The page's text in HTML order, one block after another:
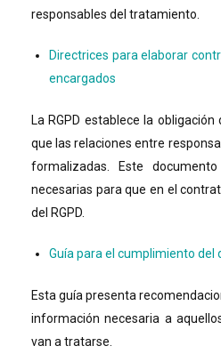
responsables del tratamiento.
Directrices para elaborar
encargados
La RGPD establece la
que las relaciones entre
formalizadas. Este
necesarias para que en el
del RGPD.
Guía para el cumplimiento
Esta guía presenta
información necesaria a
van a tratarse.